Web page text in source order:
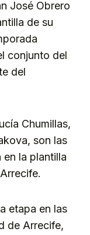
José Obrero
de su
conjunto del
del
Chumillas,
son las
la plantilla
etapa en las
de Arrecife,